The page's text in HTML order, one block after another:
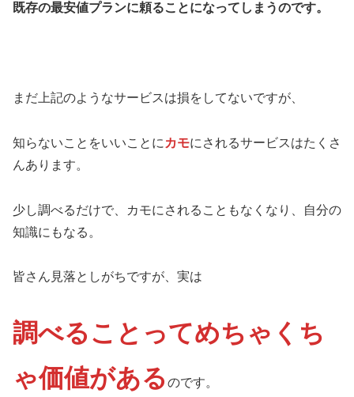
既存の最安値プランに頼ることになってしまうのです。
まだ上記のようなサービスは損をしてないですが、
知らないことをいいことに カモにされるサービスはたくさ
んあります。
少し調べるだけで、カモにされることもなくなり、自分の
知識にもなる。
皆さん見落としがちですが、実は
調べることってめちゃくち
ゃ価値がある のです。